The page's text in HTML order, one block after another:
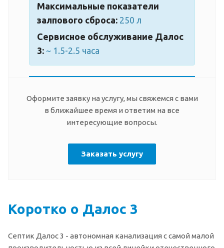
Максимальные показатели
залпового сброса: 250 л
Сервисное обслуживание Далос
3: ~ 1.5-2.5 часа
Оформите заявку на услугу, мы свяжемся с вами
в ближайшее время и ответим на все
интересующие вопросы.
Заказать услугу
Коротко о Далос 3
Септик Далос 3 - автономная канализация с самой малой